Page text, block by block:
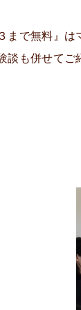
まで無料』は
談も併せてご